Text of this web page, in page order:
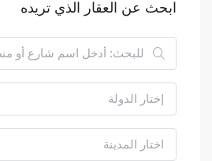
ابحث عن العقار الذي تريده
إختار الدولة
اختار المدينة